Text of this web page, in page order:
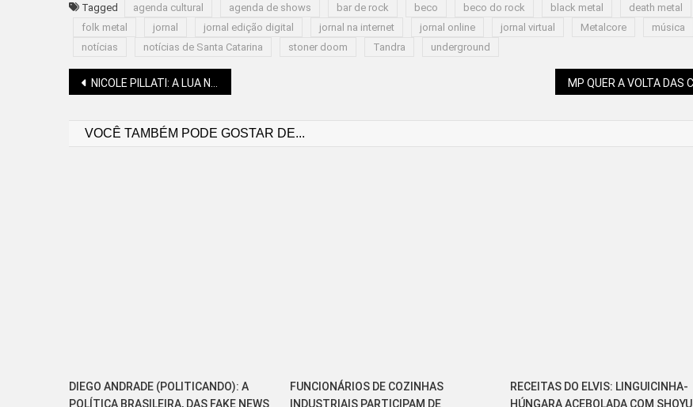
Tagged agenda cultural agenda de shows bar de rock beco beco do rock black metal
death metal
folk metal
jornal jornal edição digital jornal na internet jornal online jornal virtual Metalcore
música
notícias
notícias de Santa Catarina stoner doom Tandra underground
Navegação
NICOLE PILLATI: A LUA NÃO COMPENSA A JORNADA ESQUECIDA PELO AUTOCONHECIMENTO
VOCÊ TAMBÉM PODE GOSTAR DE...
DIEGO ANDRADE (POLITICANDO): A
POLÍTICA BRASILEIRA, DAS FAKE NEWS
FUNCIONÁRIOS DE COZINHAS
INDUSTRIAIS PARTICIPAM DE
RECEITAS DO ELVIS: LINGUICINHA-
HÚNGARA ACEBOLADA COM SHOYU